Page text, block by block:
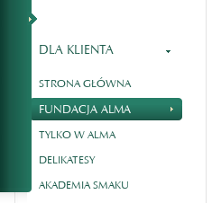
DLA KLIENTA
STRONA GŁÓWNA
FUNDACJA ALMA
TYLKO W ALMA
DELIKATESY
AKADEMIA SMAKU